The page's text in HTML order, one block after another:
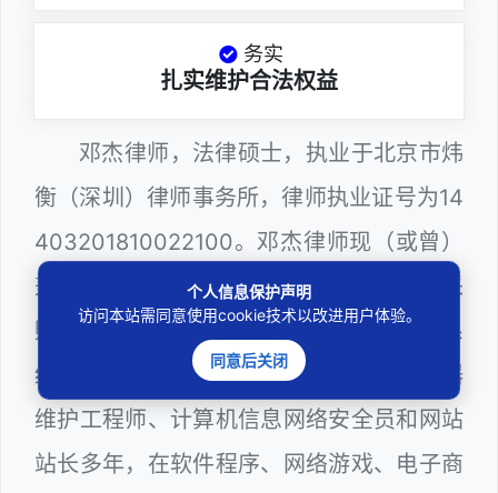
务实
扎实维护合法权益
邓杰律师，法律硕士，执业于北京市炜
衡（深圳）律师事务所，律师执业证号为14
403201810022100。邓杰律师现（或曾）
兼任深圳市人民政府听证员、深圳市政府采
购评审专家（法律类），深圳市某区政府系
统公职律师、WEB前端开发和 WEB服务器
维护工程师、计算机信息网络安全员和网站
站长多年，在软件程序、网络游戏、电子商
个人信息保护声明
访问本站需同意使用cookie技术以改进用户体验。
同意后关闭